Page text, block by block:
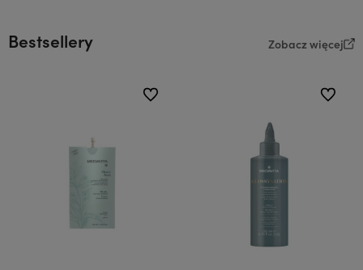
Bestsellery Zobacz więcej
do ulubionych do